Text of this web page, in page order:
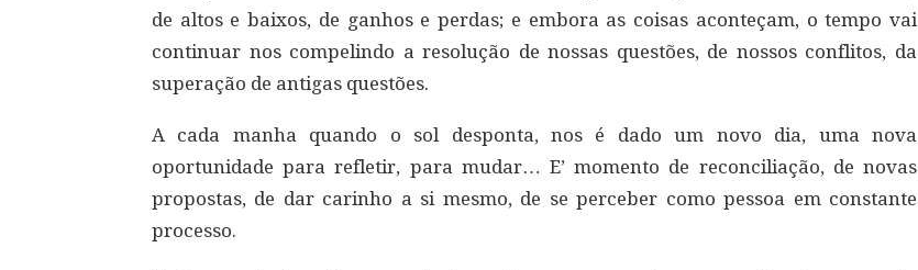
de altos e baixos, de ganhos e perdas; e embora as coisas aconteçam, o tempo vai
continuar nos compelindo a resolução de nossas questões, de nossos conflitos, da
superação de antigas questões.
A cada manha quando o sol desponta, nos é dado um novo dia, uma nova
oportunidade para refletir, para mudar… E’ momento de reconciliação, de novas
propostas, de dar carinho a si mesmo, de se perceber como pessoa em constante
processo.